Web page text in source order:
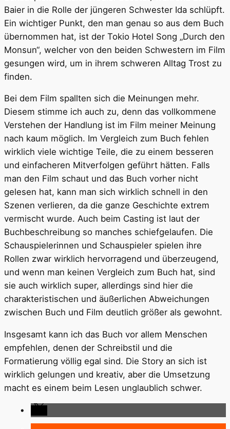
Baier in die Rolle der jüngeren Schwester Ida schlüpft.
Ein wichtiger Punkt, den man genau so aus dem Buch
übernommen hat, ist der Tokio Hotel Song „Durch den
Monsun“, welcher von den beiden Schwestern im Film
gesungen wird, um in ihrem schweren Alltag Trost zu
finden.
Bei dem Film spallten sich die Meinungen mehr.
Diesem stimme ich auch zu, denn das vollkommene
Verstehen der Handlung ist im Film meiner Meinung
nach kaum möglich. Im Vergleich zum Buch fehlen
wirklich viele wichtige Teile, die zu einem besseren
und einfacheren Mitverfolgen geführt hätten. Falls
man den Film schaut und das Buch vorher nicht
gelesen hat, kann man sich wirklich schnell in den
Szenen verlieren, da die ganze Geschichte extrem
vermischt wurde. Auch beim Casting ist laut der
Buchbeschreibung so manches schiefgelaufen. Die
Schauspielerinnen und Schauspieler spielen ihre
Rollen zwar wirklich hervorragend und überzeugend,
und wenn man keinen Vergleich zum Buch hat, sind
sie auch wirklich super, allerdings sind hier die
charakteristischen und äußerlichen Abweichungen
zwischen Buch und Film deutlich größer als gewohnt.
Insgesamt kann ich das Buch vor allem Menschen
empfehlen, denen der Schreibstil und die
Formatierung völlig egal sind. Die Story an sich ist
wirklich gelungen und kreativ, aber die Umsetzung
macht es einem beim Lesen unglaublich schwer.